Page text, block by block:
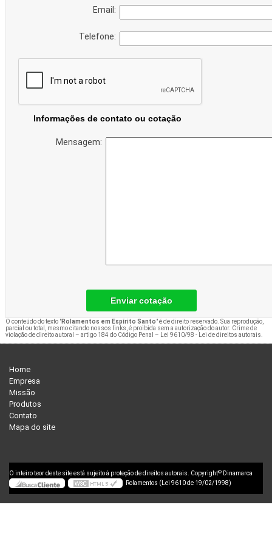
Email:
Telefone:
Informações de contato ou cotação
Mensagem:
Enviar cotação
O conteúdo do texto "Rolamentos em Espírito Santo" é de direito reservado. Sua reprodução,
parcial ou total, mesmo citando nossos links, é proibida sem a autorização do autor. Crime de
violação de direito autoral – artigo 184 do Código Penal – Lei 9610/98 - Lei de direitos autorais.
Home
Empresa
Missão
Produtos
Contato
Mapa do site
O inteiro teor deste site está sujeito à proteção de direitos autorais. Copyright© Dinamarca
Rolamentos (Lei 9610 de 19/02/1998)